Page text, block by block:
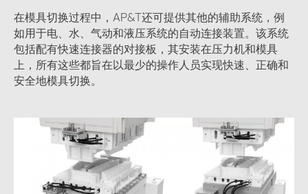
在模具切换过程中，AP&T还可提供其他的辅助系统，例
如用于电、水、气动和液压系统的自动连接装置。该系统
包括配有快速连接器的对接板，其安装在压力机和模具
上，所有这些都旨在以最少的操作人员实现快速、正确和
安全地模具切换。